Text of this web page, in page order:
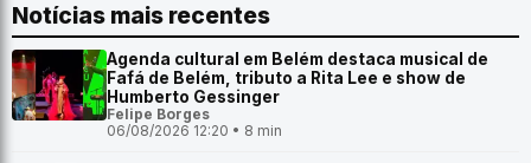
Notícias mais recentes
Agenda cultural em Belém destaca musical de
Fafá de Belém, tributo a Rita Lee e show de
Humberto Gessinger
Felipe Borges
06/08/2026 12:20 • 8 min